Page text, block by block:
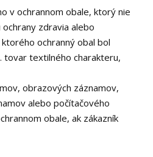
v ochrannom obale, ktorý nie
zdravia alebo
ochranný obal bol
tovar textilného charakteru,
obrazových záznamov,
alebo počítačového
obale, ak zákazník